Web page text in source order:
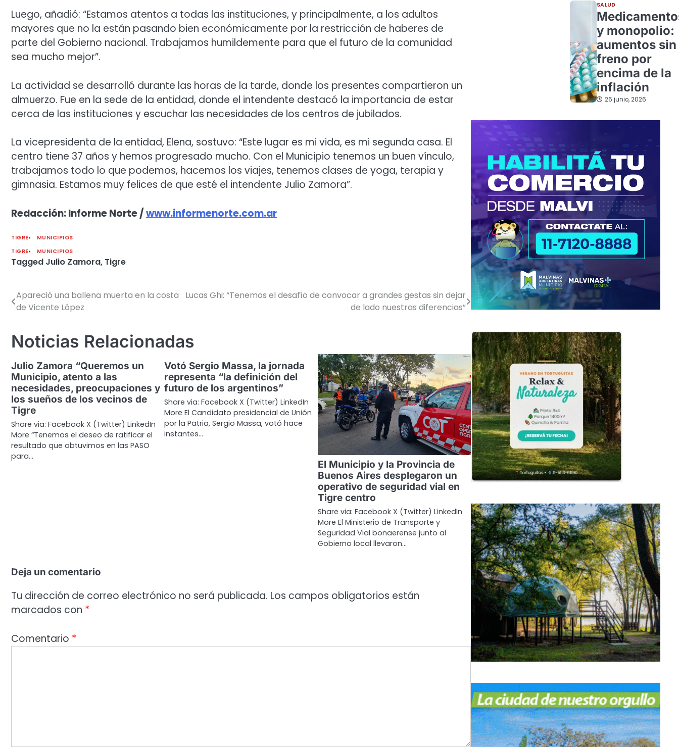
Luego, añadió: “Estamos atentos a todas las instituciones, y principalmente, a los adultos
mayores que no la están pasando bien económicamente por la restricción de haberes de
parte del Gobierno nacional. Trabajamos humildemente para que el futuro de la comunidad
sea mucho mejor”.
La actividad se desarrolló durante las horas de la tarde, donde los presentes compartieron un
almuerzo. Fue en la sede de la entidad, donde el intendente destacó la importancia de estar
cerca de las instituciones y escuchar las necesidades de los centros de jubilados.
La vicepresidenta de la entidad, Elena, sostuvo: “Este lugar es mi vida, es mi segunda casa. El
centro tiene 37 años y hemos progresado mucho. Con el Municipio tenemos un buen vínculo,
trabajamos todo lo que podemos, hacemos los viajes, tenemos clases de yoga, terapia y
gimnasia. Estamos muy felices de que esté el intendente Julio Zamora”.
Redacción: Informe Norte /www.informenorte.com.ar
TIGRE
MUNICIPIOS
TIGRE
MUNICIPIOS
Tagged Julio Zamora, Tigre
Navegación
entradas
Apareció una ballena muerta en la costa
de Vicente López
Lucas Ghi: “Tenemos el desafío de convocar a grandes gestas sin dejar
de lado nuestras diferencias”
Noticias Relacionadas
Julio Zamora “Queremos un
Municipio, atento a las
necesidades, preocupaciones y
los sueños de los vecinos de
Tigre
Share via: Facebook X (Twitter) LinkedIn
More “Tenemos el deseo de ratificar el
resultado que obtuvimos en las PASO
para…
Votó Sergio Massa, la jornada
representa “la definición del
futuro de los argentinos”
Share via: Facebook X (Twitter) LinkedIn
More El Candidato presidencial de Unión
por la Patria, Sergio Massa, votó hace
instantes…
El Municipio y la Provincia de
Buenos Aires desplegaron un
operativo de seguridad vial en
Tigre centro
Share via: Facebook X (Twitter) LinkedIn
More El Ministerio de Transporte y
Seguridad Vial bonaerense junto al
Gobierno local llevaron…
Deja un comentario
Tu dirección de correo electrónico no será publicada. Los campos obligatorios están
marcados con *
Comentario *
SALUD
y monopolio:
aumentos sin
freno por
encima de la
inflación
26 junio, 2026